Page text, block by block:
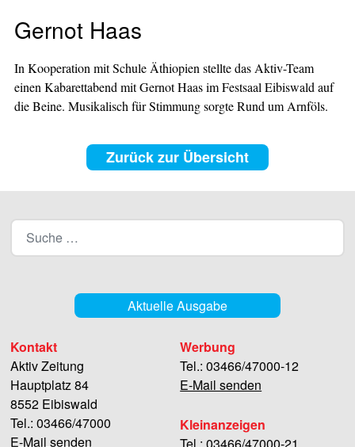
Gernot Haas
In Kooperation mit Schule Äthiopien stellte das Aktiv-Team
einen Kabarettabend mit Gernot Haas im Festsaal Eibiswald auf
die Beine. Musikalisch für Stimmung sorgte Rund um Arnföls.
Zurück zur Übersicht
Aktuelle Ausgabe
Kontakt
Aktiv Zeitung
Hauptplatz 84
8552 Eibiswald
Tel.: 03466/47000
E-Mail senden
Werbung
Tel.: 03466/47000-12
E-Mail senden
Kleinanzeigen